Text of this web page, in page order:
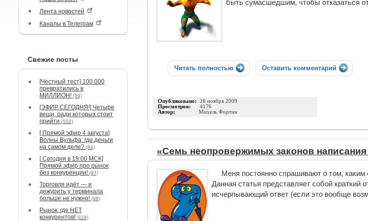
Лента новостей
Каналы в Телеграм
Свежие посты
[Честный тест] 100 000
превратились в
МИЛЛИОН! (59)
[ЭФИР СЕГОДНЯ!] Четыре
вещи, ради которых стоит
прийти (102)
[ Прямой эфир 4 августа]
Волны Вульфа: где деньги
на самом деле? (84)
[ Сегодня в 19:00 МСК]
Прямой эфир про рынок
без конкуренции! (97)
Торговля идёт — и
дежурить у терминала
больше не нужно! (98)
Рынок, где НЕТ
конкурентов! (119)
быть сумасшедшим, чтобы отказаться
Читать полностью Оставить комментарий
Опубликовано: 28 ноября 2009
Просмотров: 4176
Автор: Михель Фортин
«Семь неопровержимых законов написания
Меня постоянно спрашивают о том,
Данная статья представляет собой краткий
исчерпывающий ответ (если это вообще